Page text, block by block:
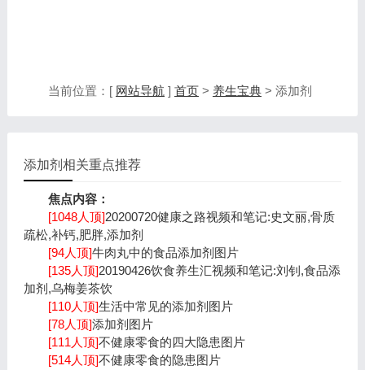
当前位置：[ 网站导航 ] 首页> 养生宝典> 添加剂
添加剂相关重点推荐
焦点内容：
[1048人顶]20200720健康之路视频和笔记:史文丽,骨质
疏松,补钙,肥胖,添加剂
[94人顶]牛肉丸中的食品添加剂图片
[135人顶]20190426饮食养生汇视频和笔记:刘钊,食品添
加剂,乌梅姜茶饮
[110人顶]生活中常见的添加剂图片
[78人顶]添加剂图片
[111人顶]不健康零食的四大隐患图片
[514人顶]不健康零食的隐患图片